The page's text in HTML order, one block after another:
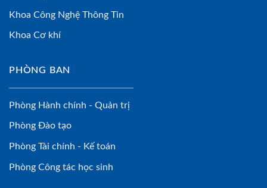
Khoa Công Nghệ Thông Tin
Khoa Cơ khí
PHÒNG BAN
Phòng Hành chính - Quản trị
Phòng Đào tạo
Phòng Tài chính - Kế toán
Phòng Công tác học sinh